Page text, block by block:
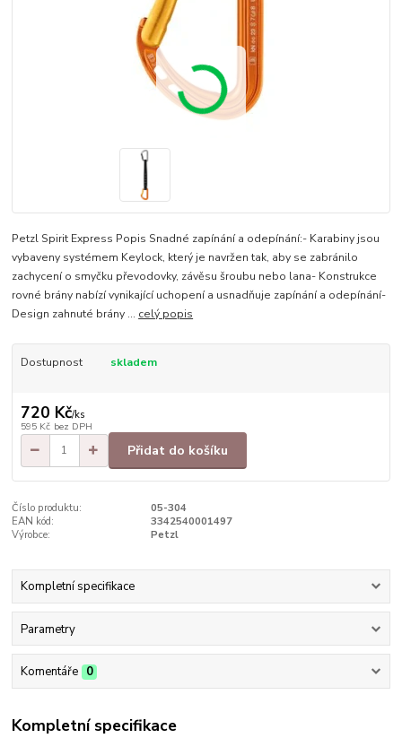
Petzl Spirit Express Popis Snadné zapínání a odepínání:- Karabiny jsou
vybaveny systémem Keylock, který je navržen tak, aby se zabránilo
zachycení o smyčku převodovky, závěsu šroubu nebo lana- Konstrukce
rovné brány nabízí vynikající uchopení a usnadňuje zapínání a odepínání-
Design zahnuté brány ... celý popis
Dostupnost skladem
720 Kč/ks
595 Kč bez DPH
Přidat do košíku
Číslo produktu:
05-304
EAN kód:
3342540001497
Výrobce:
Petzl
Kompletní specifikace
Parametry
Komentáře 0
Kompletní specifikace